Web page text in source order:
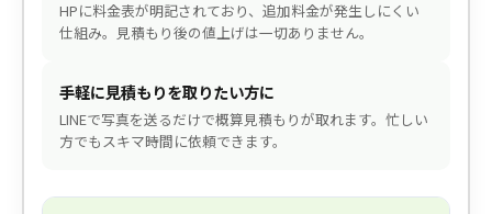
HPに料金表が明記されており、追加料金が発生しにくい
仕組み。見積もり後の値上げは一切ありません。
手軽に見積もりを取りたい方に
LINEで写真を送るだけで概算見積もりが取れます。忙しい
方でもスキマ時間に依頼できます。